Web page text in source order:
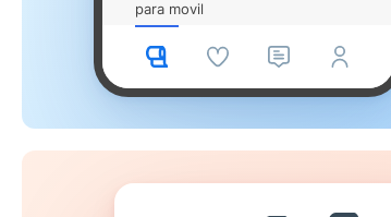
para movil